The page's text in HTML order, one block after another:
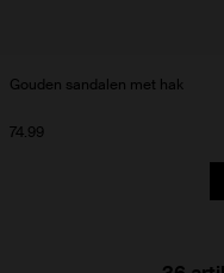
Gouden sandalen met hak
74.99